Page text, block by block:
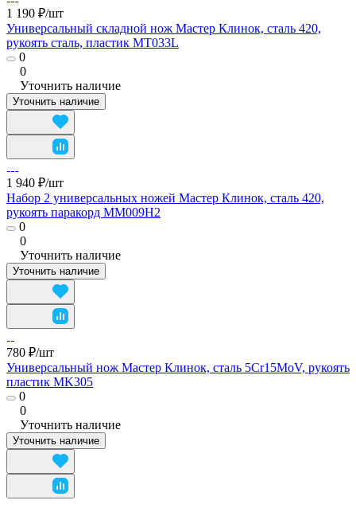
1 190 ₽/шт
Универсальный складной нож Мастер Клинок, сталь 420,
рукоять сталь, пластик MT033L
0
0
Уточнить наличие
Уточнить наличие
1 940 ₽/шт
Набор 2 универсальных ножей Мастер Клинок, сталь 420,
рукоять паракорд MM009H2
0
0
Уточнить наличие
Уточнить наличие
780 ₽/шт
Универсальный нож Мастер Клинок, сталь 5Cr15MoV, рукоять
пластик MK305
0
0
Уточнить наличие
Уточнить наличие